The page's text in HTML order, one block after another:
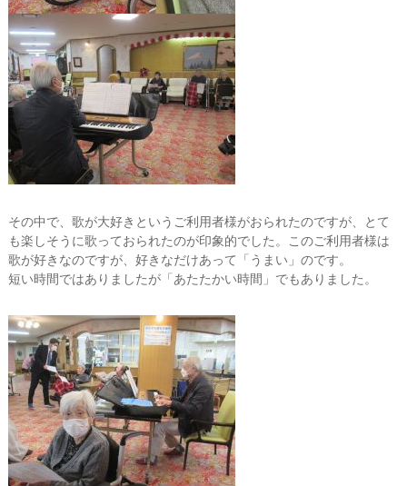
その中で、歌が大好きというご利用者様がおられたのですが、とて
も楽しそうに歌っておられたのが印象的でした。このご利用者様は
歌が好きなのですが、好きなだけあって「うまい」のです。
短い時間ではありましたが「あたたかい時間」でもありました。